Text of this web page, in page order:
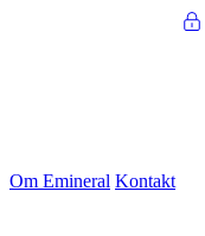
Om Emineral Kontakt